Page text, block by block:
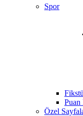
Spor
Puan
Özel